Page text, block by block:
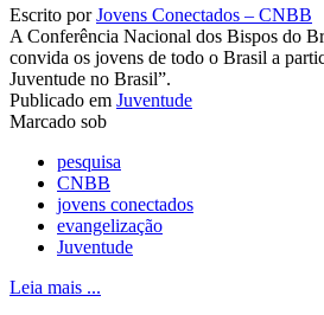
Escrito porJovens Conectados – CNBB
A Conferência Nacional dos Bispos do
convida os jovens de todo o Brasil a
Juventude no Brasil”.
Publicado em Juventude
Marcado sob
pesquisa
CNBB
jovens conectados
evangelização
Juventude
Leia mais ...